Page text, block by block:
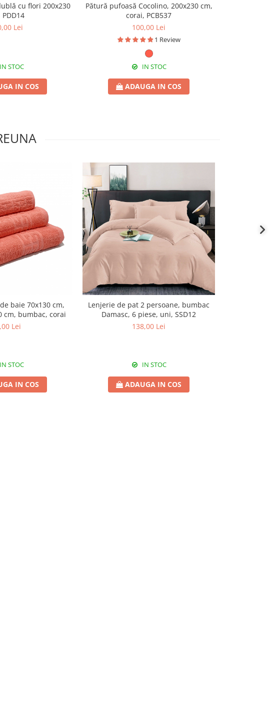
cu flori 200x230
Lei
IN STOC
IN COS
Pătură pufoasă Cocolino, 200x230 cm,
corai, PCB537
100,00 Lei
1 Review
IN STOC
ADAUGA IN COS
baie 70x130 cm,
cm, bumbac, corai
Lei
IN STOC
IN COS
Lenjerie de pat 2 persoane, bumbac
Damasc, 6 piese, uni, SSD12
138,00 Lei
IN STOC
ADAUGA IN COS